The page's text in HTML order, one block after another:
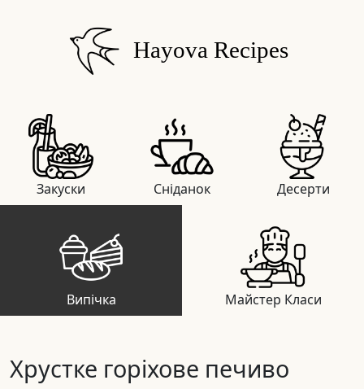
Hayova Recipes
Закуски Сніданок Десерти
Випічка Майстер Класи
Хрустке горіхове печиво